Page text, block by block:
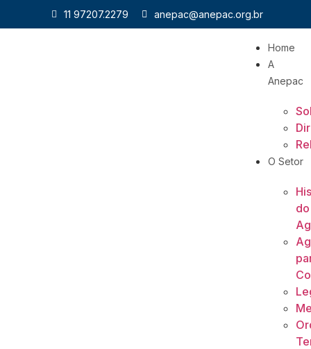
11 97207.2279 anepac@anepac.org.br
Home
A
Anepac
O Setor
do